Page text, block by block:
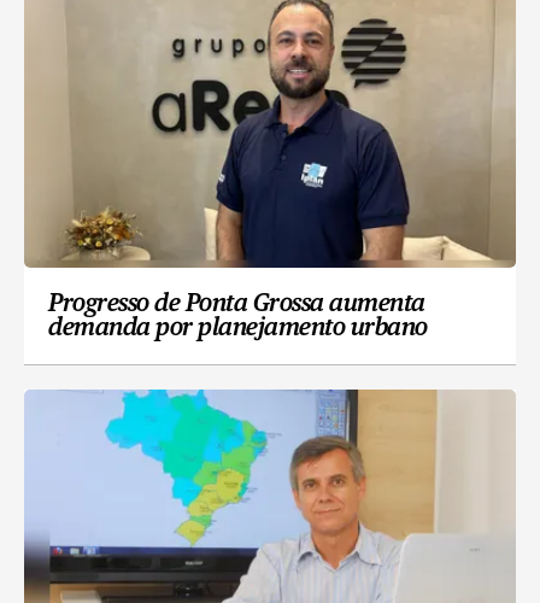
Progresso de Ponta Grossa aumenta
demanda por planejamento urbano